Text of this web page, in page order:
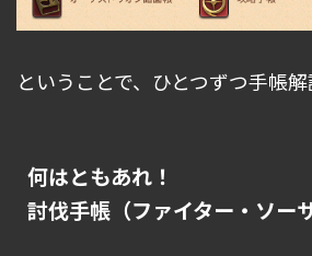
ということで、ひとつずつ手帳解
何はともあれ！
討伐手帳（ファイター・ソー